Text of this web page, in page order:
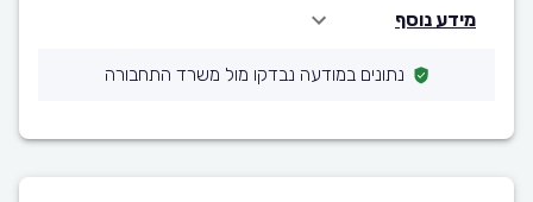
מידע נוסף
נתונים במודעה נבדקו מול משרד התחבורה